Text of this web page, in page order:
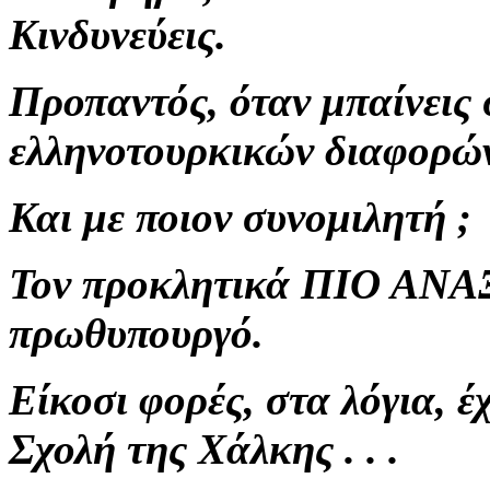
Κινδυνεύεις.
Προπαντός, όταν
ελληνοτουρκικών
Και με ποιον συνομιλητή ;
Τον προκλητικά ΠΙΟ
πρωθυπουργό.
Είκοσι φορές, στα λόγια,
Σχολή της Χάλκης . . .